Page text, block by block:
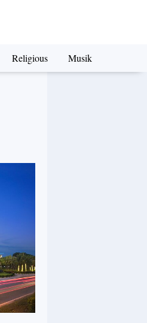
Religious Musik